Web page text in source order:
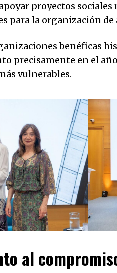
proyectos
para la organización de
benéficas
precisamente en el
vulnerables.
al